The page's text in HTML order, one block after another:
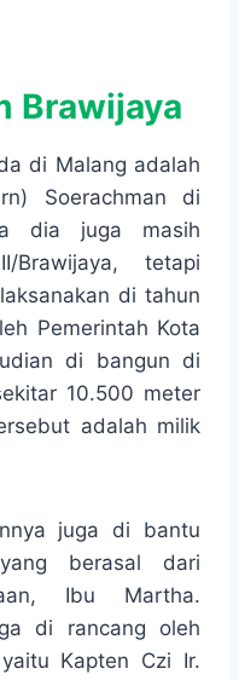
Brawijaya
di Malang adalah
Soerachman di
dia juga masih
Brawijaya, tetapi
di tahun
Pemerintah Kota
di bangun di
10.500 meter
adalah milik
juga di bantu
berasal dari
Ibu Martha.
di rancang oleh
Kapten Czi Ir.